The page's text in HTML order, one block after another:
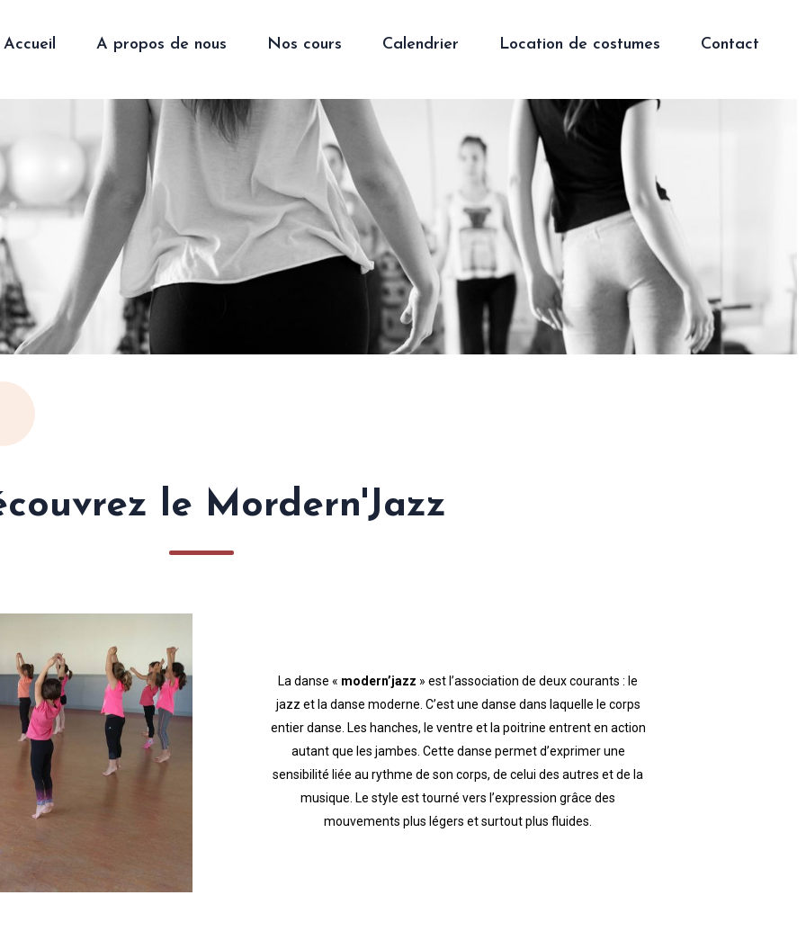
Accueil A propos de nous Nos cours Calendrier Location de costumes Contact
le Mordern'Jazz
La danse « modern’jazz » est l’association de deux courants : le
jazz et la danse moderne. C’est une danse dans laquelle le corps
entier danse. Les hanches, le ventre et la poitrine entrent en action
autant que les jambes. Cette danse permet d’exprimer une
sensibilité liée au rythme de son corps, de celui des autres et de la
musique. Le style est tourné vers l’expression grâce des
mouvements plus légers et surtout plus fluides.